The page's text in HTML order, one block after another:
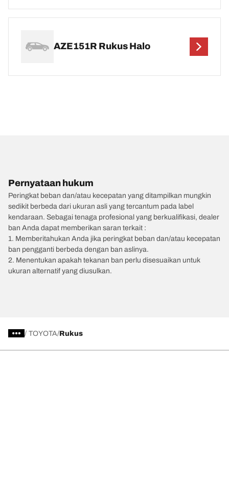
AZE151R Rukus Halo
Pernyataan hukum
Peringkat beban dan/atau kecepatan yang ditampilkan mungkin
sedikit berbeda dari ukuran asli yang tercantum pada label
kendaraan. Sebagai tenaga profesional yang berkualifikasi, dealer
ban Anda dapat memberikan saran terkait :
1. Memberitahukan Anda jika peringkat beban dan/atau kecepatan
ban pengganti berbeda dengan ban aslinya.
2. Menentukan apakah tekanan ban perlu disesuaikan untuk
ukuran alternatif yang diusulkan.
/ TOYOTA Rukus